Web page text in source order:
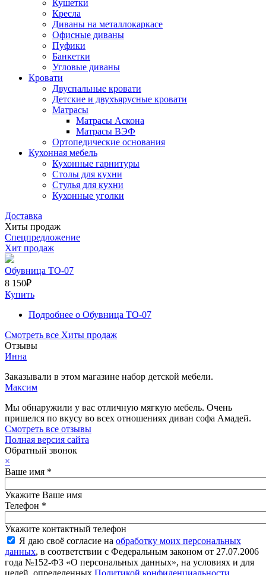
Кушетки
Кресла
Диваны на металлокаркасе
Офисные диваны
Пуфики
Банкетки
Угловые диваны
Кровати
Двуспальные кровати
Детские и двухъярусные кровати
Матрасы
Матрасы Аскона
Матрасы ВЭФ
Ортопедические основания
Кухонная мебель
Кухонные гарнитуры
Столы для кухни
Стулья для кухни
Кухонные уголки
Доставка
Хиты продаж
Спецпредложение
Хит продаж
Обувница ТО-07
8 150₽
Купить
Подробнее о Обувница ТО-07
Смотреть все Хиты продаж
Отзывы
Инна
Заказывали в этом магазине набор детской мебели.
Максим
Мы обнаружили у вас отличную мягкую мебель. Очень
пришелся по вкусу во всех отношениях диван софа Амадей.
Смотреть все отзывы
Полная версия сайта
Обратный звонок
×
Ваше имя *
Укажите Ваше имя
Телефон *
Укажите контактный телефон
Я даю своё согласие на обработку моих персональных
данных, в соответствии с Федеральным законом от 27.07.2006
года №152-ФЗ «О персональных данных», на условиях и для
целей, определенных Политикой конфиденциальности